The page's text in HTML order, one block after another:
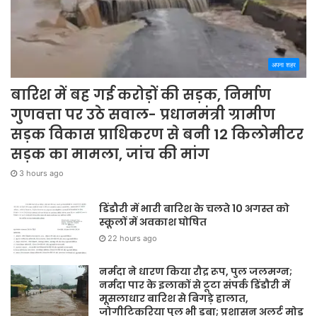
अपना शहर
बारिश में बह गई करोड़ों की सड़क, निर्माण
गुणवत्ता पर उठे सवाल- प्रधानमंत्री ग्रामीण
सड़क विकास प्राधिकरण से बनी 12 किलोमीटर
सड़क का मामला, जांच की मांग
3 hours ago
डिंडौरी में भारी बारिश के चलते 10 अगस्त को
स्कूलों में अवकाश घोषित
22 hours ago
नर्मदा ने धारण किया रौद्र रूप, पुल जलमग्न;
नर्मदा पार के इलाकों से टूटा संपर्क डिंडौरी में
मूसलाधार बारिश से बिगड़े हालात,
जोगीटिकरिया पुल भी डूबा; प्रशासन अलर्ट मोड